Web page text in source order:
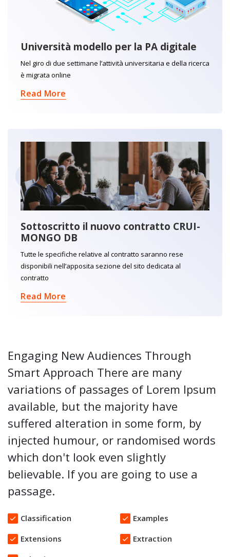
Università modello per la PA digitale
Nel giro di due settimane l’attività universitaria e della ricerca
è migrata online
Read More
Sottoscritto il nuovo contratto CRUI-
MONGO DB
Tutte le specifiche relative al contratto saranno rese
disponibili nell’apposita sezione del sito dedicata al
contratto
Read More
Engaging New Audiences Through
Smart Approach There are many
variations of passages of Lorem Ipsum
available, but the majority have
suffered alteration in some form, by
injected humour, or randomised words
which don't look even slightly
believable. If you are going to use a
passage.
Classification
Examples
Extensions
Extraction